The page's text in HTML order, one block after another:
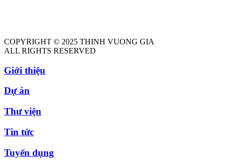
COPYRIGHT © 2025 THINH VUONG GIA
ALL RIGHTS RESERVED
Giới thiệu
Dự án
Thư viện
Tin tức
Tuyển dụng